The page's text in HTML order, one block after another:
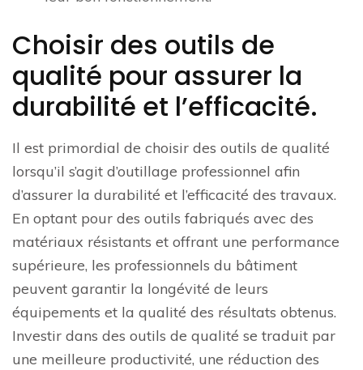
Choisir des outils de
qualité pour assurer la
durabilité et l’efficacité.
Il est primordial de choisir des outils de qualité
lorsqu’il s’agit d’outillage professionnel afin
d’assurer la durabilité et l’efficacité des travaux.
En optant pour des outils fabriqués avec des
matériaux résistants et offrant une performance
supérieure, les professionnels du bâtiment
peuvent garantir la longévité de leurs
équipements et la qualité des résultats obtenus.
Investir dans des outils de qualité se traduit par
une meilleure productivité, une réduction des